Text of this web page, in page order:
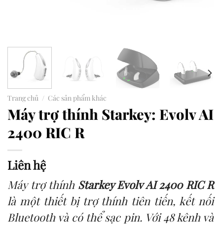
Trang chủ / Các sản phẩm khác
Máy trợ thính Starkey: Evolv AI
2400 RIC R
Liên hệ
Máy trợ thính Starkey Evolv AI 2400 RIC R
là một thiết bị trợ thính tiên tiến, kết nối
Bluetooth và có thể sạc pin. Với 48 kênh và